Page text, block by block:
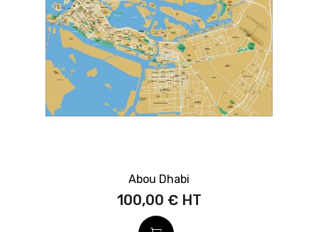
Abou Dhabi
100,00 €